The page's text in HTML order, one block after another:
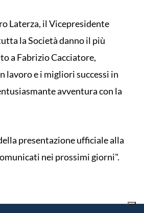
Laterza, il Vicepresidente
la Società danno il più
a Fabrizio Cacciatore,
lavoro e i migliori successi in
avventura con la
presentazione ufficiale alla
nei prossimi giorni".